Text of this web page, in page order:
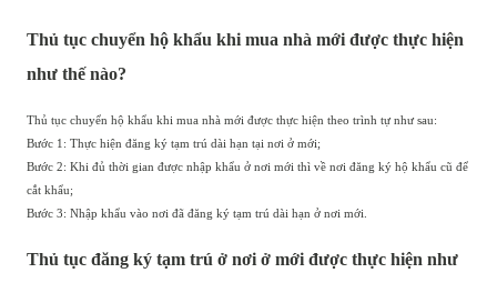
Thủ tục chuyển hộ khẩu khi mua nhà mới được thực hiện
như thế nào?
Thủ tục chuyển hộ khẩu khi mua nhà mới được thực hiện theo trình tự như sau:
Bước 1: Thực hiện đăng ký tạm trú dài hạn tại nơi ở mới;
Bước 2: Khi đủ thời gian được nhập khẩu ở nơi mới thì về nơi đăng ký hộ khẩu cũ để
cắt khẩu;
Bước 3: Nhập khẩu vào nơi đã đăng ký tạm trú dài hạn ở nơi mới.
Thủ tục đăng ký tạm trú ở nơi ở mới được thực hiện như